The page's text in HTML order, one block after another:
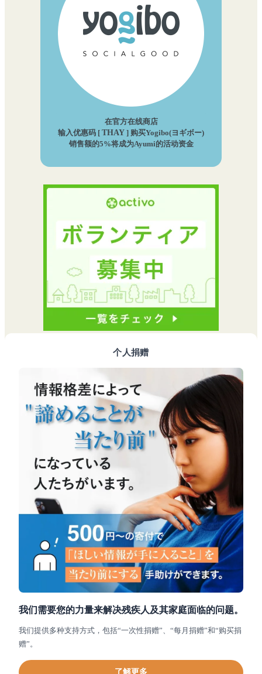
在官方在线商店
输入优惠码 [ THAY ] 购买Yogibo(ヨギボー)
销售额的5%将成为Ayumi的活动资金
个人捐赠
我们需要您的力量来解决残疾人及其家庭面临的问题。
我们提供多种支持方式，包括“一次性捐赠”、“每月捐赠”和“购买捐
赠”。
了解更多